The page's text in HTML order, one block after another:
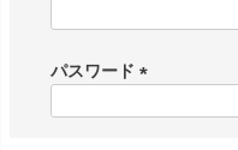
)
パスワード